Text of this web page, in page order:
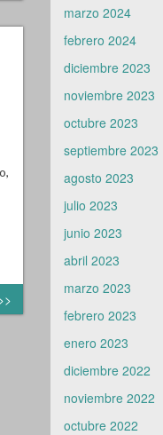
marzo 2024
febrero 2024
diciembre 2023
noviembre 2023
octubre 2023
septiembre 2023
agosto 2023
julio 2023
junio 2023
abril 2023
marzo 2023
febrero 2023
enero 2023
diciembre 2022
noviembre 2022
octubre 2022